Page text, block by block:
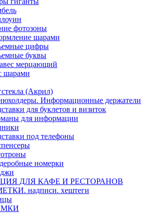
фотозоны
шарами
цифры
буквы
мерцающий
шарами
(Акрил)
Информационные держатели
для буклетов и визиток
для информации
под телефоны
номерки
ДЛЯ КАФЕ И РЕСТОРАНОВ
надписи. хештеги